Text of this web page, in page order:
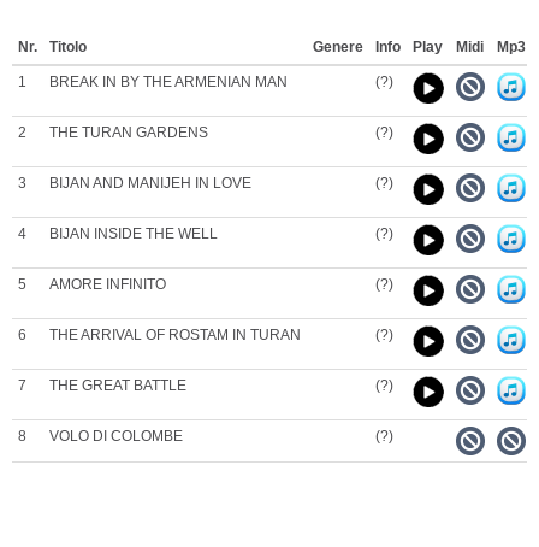
Nr. Titolo Genere Info Play Midi Mp3
1 BREAK IN BY THE ARMENIAN MAN (?)
2 THE TURAN GARDENS (?)
3 BIJAN AND MANIJEH IN LOVE (?)
4 BIJAN INSIDE THE WELL (?)
5 AMORE INFINITO (?)
6 THE ARRIVAL OF ROSTAM IN TURAN (?)
7 THE GREAT BATTLE (?)
8 VOLO DI COLOMBE (?)